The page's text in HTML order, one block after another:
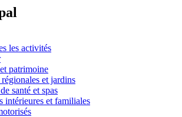
les activités
patrimoine
régionales et jardins
santé et spas
intérieures et familiales